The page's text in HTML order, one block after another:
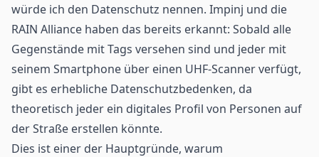
würde ich den Datenschutz nennen. Impinj und die
RAIN Alliance haben das bereits erkannt: Sobald alle
Gegenstände mitTags versehen sind und jeder mit
seinem Smartphone über einen UHF-Scanner verfügt,
gibt es erhebliche Datenschutzbedenken, da
theoretisch jeder ein digitales Profil von Personen auf
der Straße erstellen könnte.
Dies ist einer der Hauptgründe, warum